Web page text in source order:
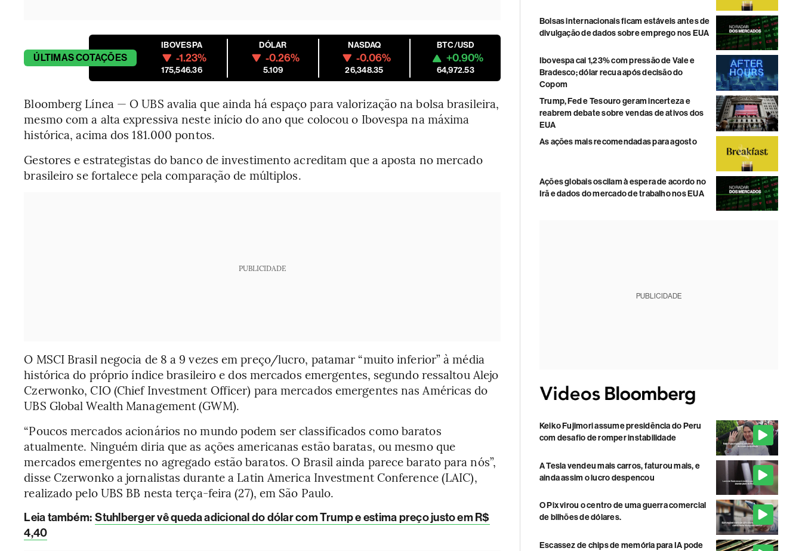
ÚLTIMASCOTAÇÕES
IBOVESPA
-1.23%
175,546.36
DÓLAR
-0.26%
5.109
NASDAQ
-0.06%
26,348.35
BTC/USD
+0.90%
64,972.53
Bloomberg Línea — O UBS avalia que ainda há espaço para valorização na bolsa brasileira,
mesmo com a alta expressiva neste início do ano que colocou o Ibovespa na máxima
histórica, acima dos 181.000 pontos.
Gestores e estrategistas do banco de investimento acreditam que a aposta no mercado
brasileiro se fortalece pela comparação de múltiplos.
PUBLICIDADE
O MSCI Brasil negocia de 8 a 9 vezes em preço/lucro, patamar “muito inferior” à média
histórica do próprio índice brasileiro e dos mercados emergentes, segundo ressaltou Alejo
Czerwonko, CIO (Chief Investment Officer) para mercados emergentes nas Américas do
UBS Global Wealth Management (GWM).
“Poucos mercados acionários no mundo podem ser classificados como baratos
atualmente. Ninguém diria que as ações americanas estão baratas, ou mesmo que
mercados emergentes no agregado estão baratos. O Brasil ainda parece barato para nós”,
disse Czerwonko a jornalistas durante a Latin America Investment Conference (LAIC),
realizado pelo UBS BB nesta terça-feira (27), em São Paulo.
Leia também: Stuhlberger vê queda adicional do dólar com Trump e estima preço justo em R$
4,40
Bolsas internacionais ficam estáveis antes de
divulgação de dados sobre emprego nos EUA
Ibovespa cai 1,23% com pressão de Vale e
Bradesco; dólar recua após decisão do
Copom
Trump, Fed e Tesouro geram incerteza e
reabrem debate sobre vendas de ativos dos
EUA
As ações mais recomendadas para agosto
Ações globais oscilam à espera de acordo no
Irã e dados do mercado de trabalho nos EUA
PUBLICIDADE
Keiko Fujimori assume presidência do Peru
com desafio de romper instabilidade
A Tesla vendeu mais carros, faturou mais, e
ainda assim o lucro despencou
O Pix virou o centro de uma guerra comercial
de bilhões de dólares.
Escassez de chips de memória para IA pode